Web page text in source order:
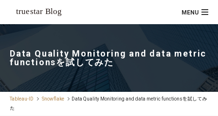
Data Quality Monitoring and data metric
functionsを試してみた
Tableau-ID Snowflake
Data Quality Monitoring and data metric functionsを試してみ
た